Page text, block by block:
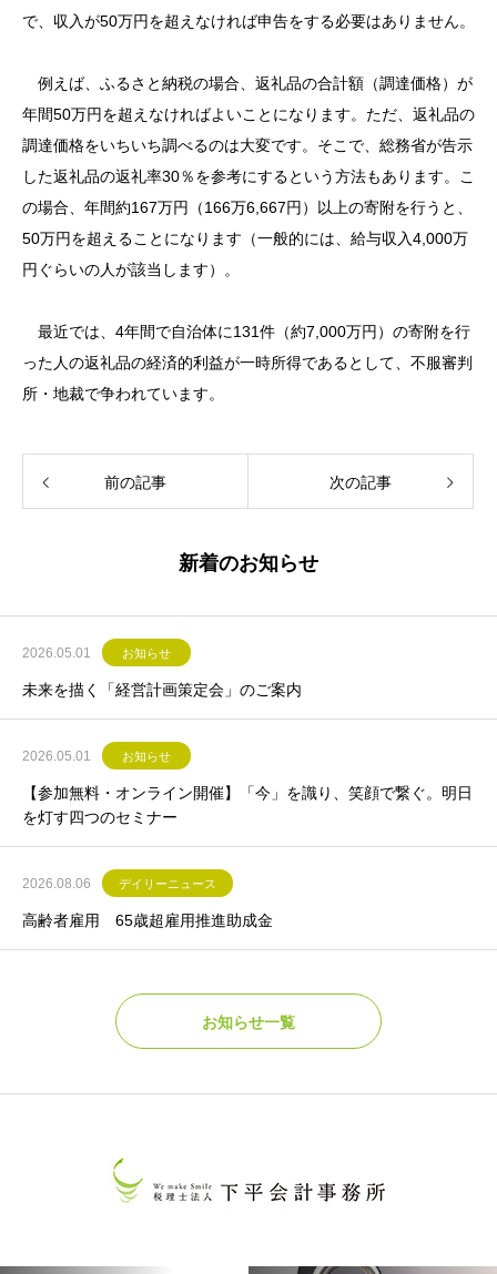
で、収入が50万円を超えなければ申告をする必要はありません。
例えば、ふるさと納税の場合、返礼品の合計額（調達価格）が
年間50万円を超えなければよいことになります。ただ、返礼品の
調達価格をいちいち調べるのは大変です。そこで、総務省が告示
した返礼品の返礼率30％を参考にするという方法もあります。こ
の場合、年間約167万円（166万6,667円）以上の寄附を行うと、
50万円を超えることになります（一般的には、給与収入4,000万
円ぐらいの人が該当します）。
最近では、4年間で自治体に131件（約7,000万円）の寄附を行
った人の返礼品の経済的利益が一時所得であるとして、不服審判
所・地裁で争われています。
前の記事 次の記事
新着のお知らせ
2026.05.01 お知らせ
未来を描く「経営計画策定会」のご案内
2026.05.01 お知らせ
【参加無料・オンライン開催】「今」を識り、笑顔で繋ぐ。明日
を灯す四つのセミナー
2026.08.06 デイリーニュース
高齢者雇用 65歳超雇用推進助成金
お知らせ一覧